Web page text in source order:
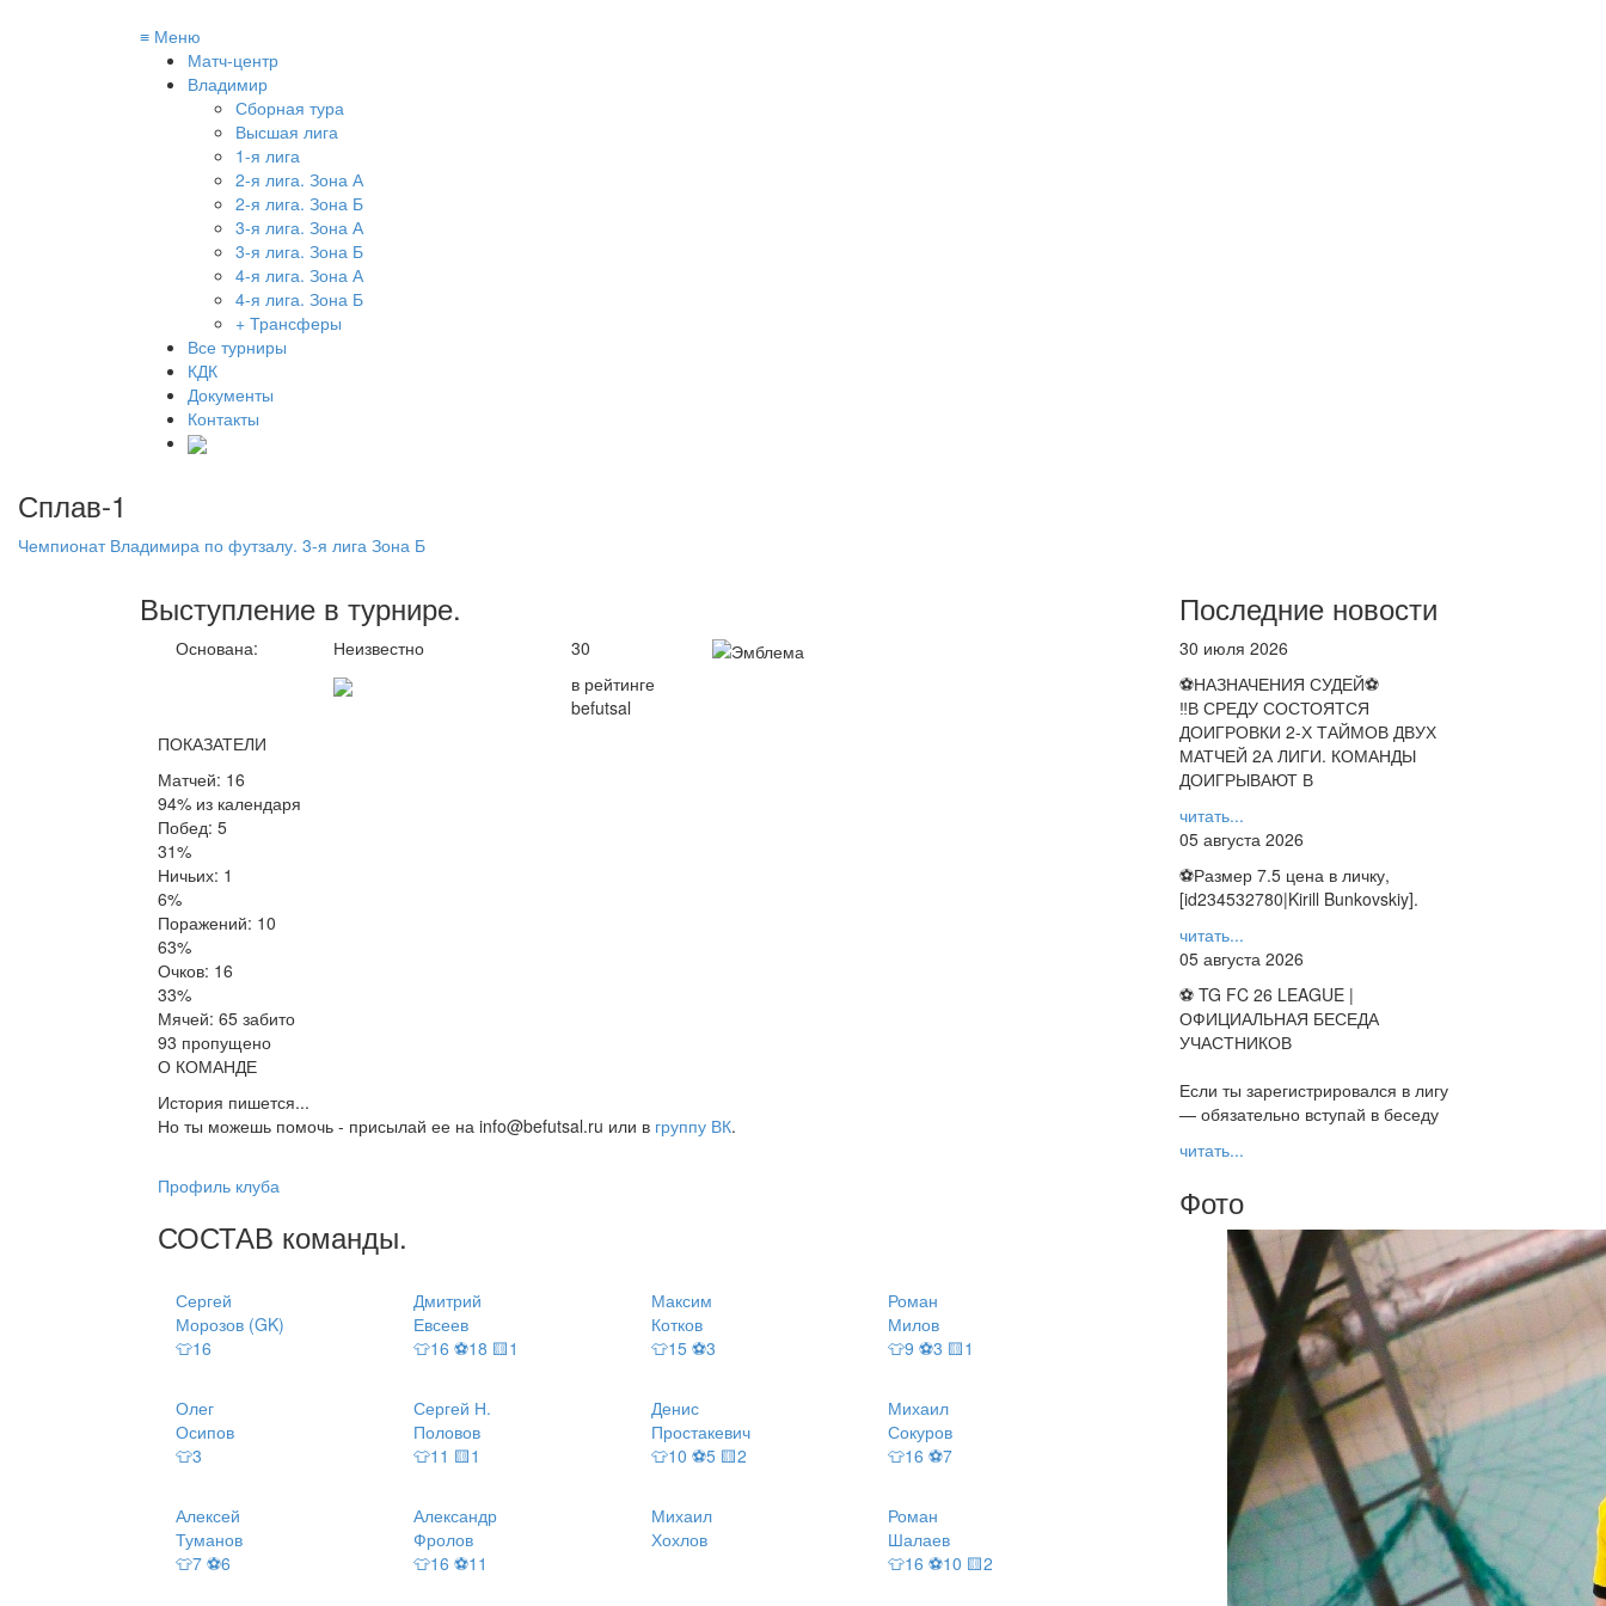
≡ Меню
Матч-центр
Владимир
Сборная тура
Высшая лига
1-я лига
2-я лига. Зона А
2-я лига. Зона Б
3-я лига. Зона А
3-я лига. Зона Б
4-я лига. Зона А
4-я лига. Зона Б
+ Трансферы
Все турниры
КДК
Документы
Контакты
Сплав-1
Чемпионат Владимира по футзалу. 3-я лига Зона Б
Выступление в турнире.
Основана: Неизвестно
30
в рейтинге
befutsal
ПОКАЗАТЕЛИ
Матчей: 16
94% из календаря
Побед: 5
31%
Ничьих: 1
6%
Поражений: 10
63%
Очков: 16
33%
Мячей: 65 забито
93 пропущено
О КОМАНДЕ
История пишется...
Но ты можешь помочь - присылай ее на info@befutsal.ru или в группу ВК.
Профиль клуба
СОСТАВ команды.
Сергей
Морозов (GK)
👕16
Дмитрий
Евсеев
👕16 ⚽18 🟨1
Максим
Котков
👕15 ⚽3
Роман
Милов
👕9 ⚽3 🟨1
Олег
Осипов
👕3
Сергей Н.
Половов
👕11 🟨1
Денис
Простакевич
👕10 ⚽5 🟨2
Михаил
Сокуров
👕16 ⚽7
Алексей
Туманов
👕7 ⚽6
Александр
Фролов
👕16 ⚽11
Михаил
Хохлов
Роман
Шалаев
👕16 ⚽10 🟨2
Последние новости
30 июля 2026
⚽НАЗНАЧЕНИЯ СУДЕЙ⚽
‼В СРЕДУ СОСТОЯТСЯ
ДОИГРОВКИ 2-Х ТАЙМОВ ДВУХ
МАТЧЕЙ 2А ЛИГИ. КОМАНДЫ
ДОИГРЫВАЮТ В
читать...
05 августа 2026
⚽️Размер 7.5 цена в личку,
[id234532780|Kirill Bunkovskiy].
читать...
05 августа 2026
⚽ TG FC 26 LEAGUE |
ОФИЦИАЛЬНАЯ БЕСЕДА
УЧАСТНИКОВ
Если ты зарегистрировался в лигу
— обязательно вступай в беседу
читать...
Фото